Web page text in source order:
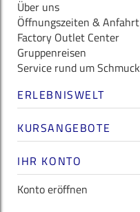
Über uns
Öffnungszeiten & Anfahrt
Factory Outlet Center
Gruppenreisen
Service rund um Schmuck
ERLEBNISWELT
KURSANGEBOTE
IHR KONTO
Konto eröffnen